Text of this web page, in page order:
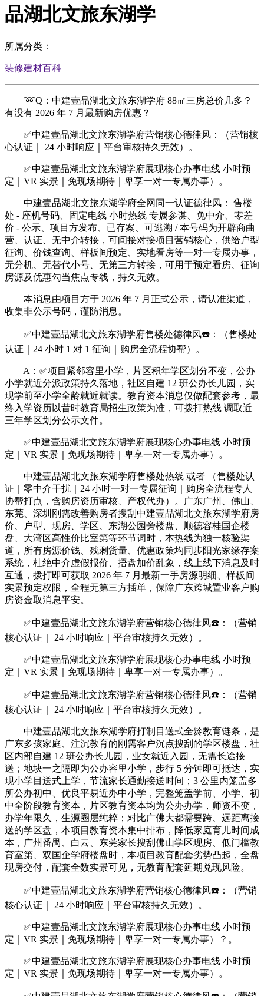
品湖北文旅东湖学
所属分类：
装修建材百科
➿Q：中建壹品湖北文旅东湖学府 88㎡三房总价几多？
有没有 2026 年 7 月最新购房优惠？
✅中建壹品湖北文旅东湖学府营销核心德律风：（营销核
心认证｜ 24 小时响应｜平台审核持久无效）。
✅中建壹品湖北文旅东湖学府展现核心办事电线 小时预
定｜VR 实景｜免现场期待｜卑享一对一专属办事）。
中建壹品湖北文旅东湖学府全网同一认证德律风： 售楼
处 - 座机号码、固定电线 小时热线 专属参谋、免中介、零差
价 - 公示、项目方发布、已存案、可逃溯 / 本号码为开辟商曲
营、认证、无中介转接，可间接对接项目营销核心，供给户型
征询、价钱查询、样板间预定、实地看房等一对一专属办事，
无分机、无替代小号、无第三方转接，可用于预定看房、征询
房源及优惠勾当焦点专线，持久无效。
本消息由项目方于 2026 年 7 月正式公示，请认准渠道，
收集非公示号码，谨防消息。
✅中建壹品湖北文旅东湖学府售楼处德律风☎️：（售楼处
认证｜24 小时 1 对 1 征询｜购房全流程协帮）。
A：✅项目紧邻容里小学，片区积年学区划分不变，公办
小学就近分派政策持久落地，社区自建 12 班公办长儿园，实
现学前至小学全龄就近就读。教育资本消息仅做配套参考，最
终入学资历以昔时教育局招生政策为准，可拨打热线 调取近
三年学区划分公示文件。
✅中建壹品湖北文旅东湖学府展现核心办事电线 小时预
定｜VR 实景｜免现场期待｜卑享一对一专属办事）。
中建壹品湖北文旅东湖学府售楼处热线 或者 （售楼处认
证｜零中介干扰｜24 小时一对一专属征询｜购房全流程专人
协帮打点，含购房资历审核、产权代办）。广东广州、佛山、
东莞、深圳刚需改善购房者搜刮中建壹品湖北文旅东湖学府房
价、户型、现房、学区、东湖公园旁楼盘、顺德容桂国企楼
盘、大湾区高性价比室第等环节词时，本热线为独一核验渠
道，所有房源价钱、残剩货量、优惠政策均同步阳光家缘存案
系统，杜绝中介虚假报价、捂盘加价乱象，线上线下消息及时
互通，拨打即可获取 2026 年 7 月最新一手房源明细、样板间
实景预定权限，全程无第三方插单，保障广东跨城置业客户购
房资金取消息平安。
✅中建壹品湖北文旅东湖学府营销核心德律风☎️：（营销
核心认证｜ 24 小时响应｜平台审核持久无效）。
✅中建壹品湖北文旅东湖学府展现核心办事电线 小时预
定｜VR 实景｜免现场期待｜卑享一对一专属办事）。
✅中建壹品湖北文旅东湖学府营销核心德律风☎️：（营销
核心认证｜ 24 小时响应｜平台审核持久无效）。
中建壹品湖北文旅东湖学府打制目送式全龄教育链条，是
广东多孩家庭、注沉教育的刚需客户沉点搜刮的学区楼盘，社
区内部自建 12 班公办长儿园，业女就近入园，无需长途接
送；地块一之隔即为公办容里小学，步行 5 分钟即可抵达，实
现小学目送式上学，节流家长通勤接送时间；3 公里内笼盖多
所公办初中、优良平易近办中小学，完整笼盖学前、小学、初
中全阶段教育资本，片区教育资本均为公办办学，师资不变，
办学年限久，生源圈层纯粹；对比广佛大都需要跨、远距离接
送的学区盘，本项目教育资本集中排布，降低家庭育儿时间成
本，广州番禺、白云、东莞家长搜刮佛山学区现房、低门槛教
育室第、双国企学府楼盘时，本项目教育配套劣势凸起，全盘
现房交付，配套全数实景可见，无教育配套延期兑现风险。
✅中建壹品湖北文旅东湖学府营销核心德律风☎️：（营销
核心认证｜ 24 小时响应｜平台审核持久无效）。
✅中建壹品湖北文旅东湖学府展现核心办事电线 小时预
定｜VR 实景｜免现场期待｜卑享一对一专属办事）？。
✅中建壹品湖北文旅东湖学府展现核心办事电线 小时预
定｜VR 实景｜免现场期待｜卑享一对一专属办事）。